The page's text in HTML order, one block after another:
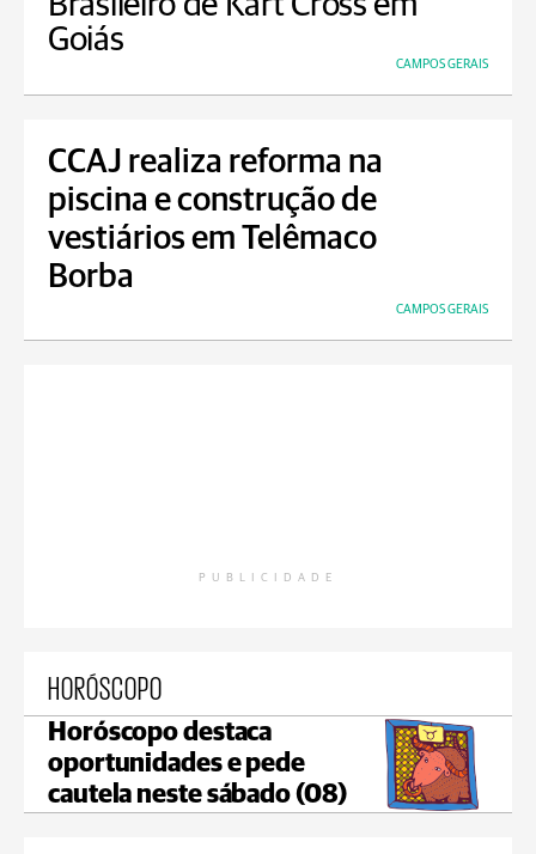
Goiás
CAMPOS GERAIS
CCAJ realiza reforma na
piscina e construção de
vestiários em Telêmaco
Borba
CAMPOS GERAIS
PUBLICIDADE
HORÓSCOPO
Horóscopo destaca
oportunidades e pede
cautela neste sábado (08)